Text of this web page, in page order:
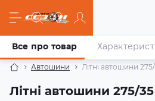
Автошини Літні автошини
Літні автошини 275/35
Все про товар